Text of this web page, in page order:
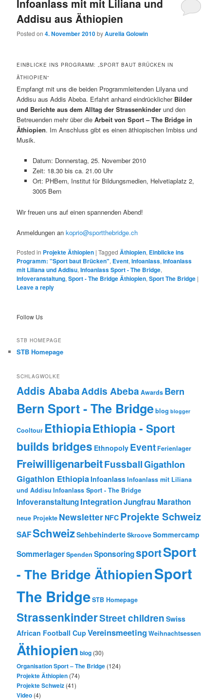
Infoanlass mit mit Liliana und
Addisu aus Äthiopien
Posted on4. November 2010byAurelia Golowin
EINBLICKE INS PROGRAMM: „SPORT BAUT BRÜCKEN IN
ÄTHIOPIEN“
Empfangt mit uns die beiden Programmleitenden Lilyana und
Addisu aus Addis Abeba. Erfahrt anhand eindrücklicher Bilder
und Berichte aus dem Alltag der Strassenkinder und den
Betreuenden mehr über dieArbeit von Sport – The Bridge in
Äthiopien. Im Anschluss gibt es einen äthiopischen Imbiss und
Musik.
Datum: Donnerstag, 25. November 2010
Zeit: 18.30 bis ca. 21.00 Uhr
Ort: PHBern, Institut für Bildungsmedien, Helvetiaplatz 2,
3005 Bern
Wir freuen uns auf einen spannenden Abend!
Anmeldungen ankoprio@sportthebridge.ch
Posted in Projekte Äthiopien |Tagged Äthiopien, Einblicke ins
Programm: "Sport baut Brücken", Event,Infoanlass,Infoanlass
mit Liliana und Addisu,Infoanlass Sport - The Bridge,
Infoveranstaltung,Sport - The Bridge Äthiopien,Sport The Bridge |
Leave a reply
Follow Us
STB HOMEPAGE
STB Homepage
SCHLAGWOLKE
Addis AbabaAddis Abeba Awards Bern
Bern Sport - The Bridgeblog blogger
Cooltour EthiopiaEthiopia - Sport
builds bridges Ethnopoly Event Ferienlager
FreiwilligenarbeitFussballGigathlon
Gigathlon EthiopiaInfoanlassInfoanlass mit Liliana
und Addisu Infoanlass Sport - The Bridge
InfoveranstaltungIntegrationJungfrau Marathon
neue Projekte Newsletter NFC Projekte Schweiz
SAFSchweizSehbehinderteSkrooveSommercamp
SommerlagerSpenden SponsoringsportSport
- The Bridge ÄthiopienSport
The BridgeSTB Homepage
StrassenkinderStreet children Swiss
African Football Cup Vereinsmeeting Weihnachtsessen
Äthiopien blog (30)
Organisation Sport – The Bridge (124)
Projekte Äthiopien (74)
Projekte Schweiz (41)
Video (4)